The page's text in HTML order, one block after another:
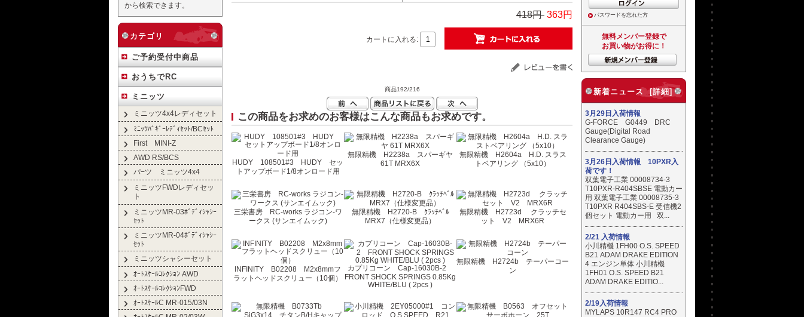
から検索できます。
カテゴリ
ご予約受付中商品
おうちでRC
ミニッツ
ミニッツ4x4レディセット
ﾐﾆｯﾂﾊﾞｷﾞｰﾚﾃﾞｨｾｯﾄ/BCｾｯﾄ
First MINI-Z
AWD RS/BCS
パ−ツ ミニッツ4x4
ミニッツFWDレディセッ
ト
ミニッツMR-03ﾎﾞﾃﾞｨｼｬｼｰ
ｾｯﾄ
ミニッツMR-04ﾎﾞﾃﾞｨｼｬｼｰ
ｾｯﾄ
ミニッツシャシーセット
ｵｰﾄｽｹｰﾙｺﾚｸｼｮﾝ AWD
ｵｰﾄｽｹｰﾙｺﾚｸｼｮﾝFWD
ｵｰﾄｽｹｰﾙC MR-015/03N
418円 363円
カートに入れる:
商品192/216
この商品をお求めのお客様はこんな商品もお求めです。
HUDY 108501#3 HUDY セッ
トアップボード1/8オンロード用
無限精機 H2238a スパーギヤ
61T MRX6X
無限精機 H2604a H.D. スラス
トベアリング （5x10）
三栄書房 RC-works ラジコン-ワ
ークス (サンエイムック)
無限精機 H2720-B ｸﾗｯﾁﾍﾞﾙ
MRX7（仕様変更品）
無限精機 H2723d クラッチセ
ット V2 MRX6R
INFINITY B02208 M2x8mmフ
ラットヘッドスクリュー（10個）
カプリコーン Cap-16030B-2
FRONT SHOCK SPRINGS 0.85Kg
WHITE/BLU ( 2pcs )
無限精機 H2724b テーパーコー
ン
パスワードを忘れた方
無料メンバー登録で
お買い物がお得に！
新着ニュース [詳細]
3月29日入荷情報
G-FORCE G0449 DRC
Gauge(Digital Road
Clearance Gauge)
3月26日入荷情報 10PXR入
荷です！
双葉電子工業 00008734-3
T10PXR-R404SBSE 電動カー
用 双葉電子工業 00008735-3
T10PXR R404SBS-E 受信機2
個セット 電動カー用 双...
2/21 入荷情報
小川精機 1FH00 O.S. SPEED
B21 ADAM DRAKE EDITION
4 エンジン単体 小川精機
1FH01 O.S. SPEED B21
ADAM DRAKE EDITIO...
2/19入荷情報
MYLAPS 10R147 RC4 PRO